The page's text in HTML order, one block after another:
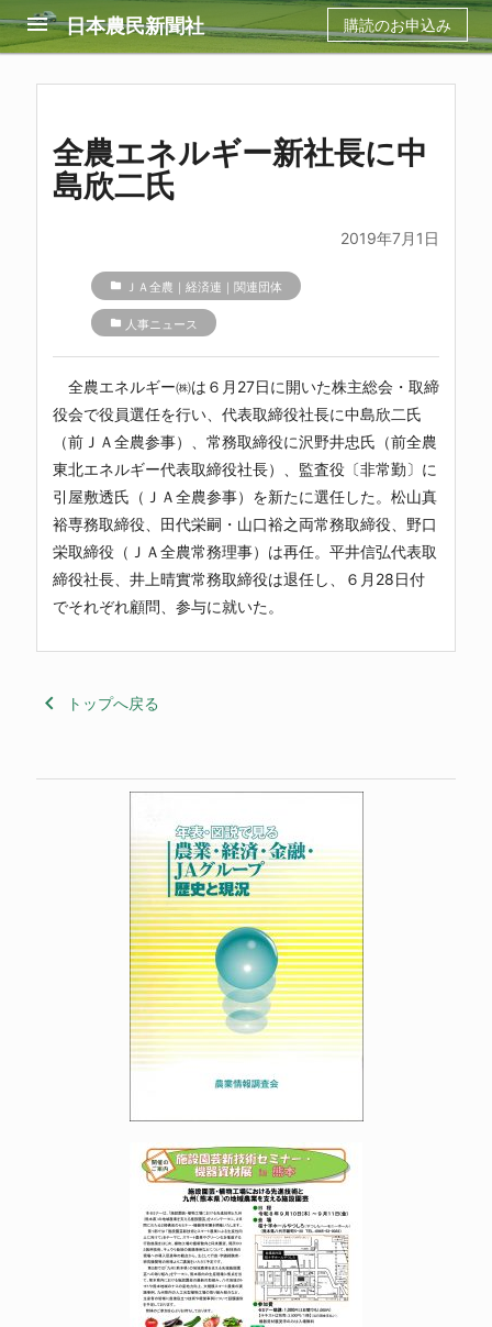
menu 日本農民新聞社 購読のお申込み
全農エネルギー新社長に中
島欣二氏
2019年7月1日
folder ＪＡ全農｜経済連｜関連団体
folder 人事ニュース
全農エネルギー㈱は６月27日に開いた株主総会・取締
役会で役員選任を行い、代表取締役社長に中島欣二氏
（前ＪＡ全農参事）、常務取締役に沢野井忠氏（前全農
東北エネルギー代表取締役社長）、監査役〔非常勤〕に
引屋敷透氏（ＪＡ全農参事）を新たに選任した。松山真
裕専務取締役、田代栄嗣・山口裕之両常務取締役、野口
栄取締役（ＪＡ全農常務理事）は再任。平井信弘代表取
締役社長、井上晴實常務取締役は退任し、６月28日付
でそれぞれ顧問、参与に就いた。
keyboard_arrow_left トップへ戻る